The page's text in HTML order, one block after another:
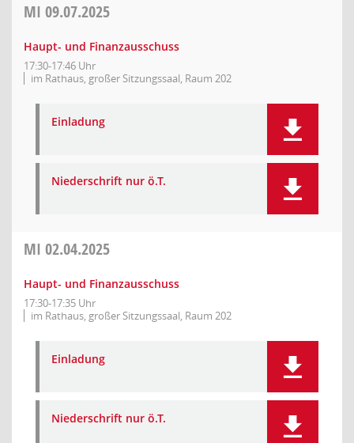
MI 09.07.2025
Haupt- und Finanzausschuss
17:30-17:46 Uhr
im Rathaus, großer Sitzungssaal, Raum 202
Einladung
Niederschrift nur ö.T.
MI 02.04.2025
Haupt- und Finanzausschuss
17:30-17:35 Uhr
im Rathaus, großer Sitzungssaal, Raum 202
Einladung
Niederschrift nur ö.T.